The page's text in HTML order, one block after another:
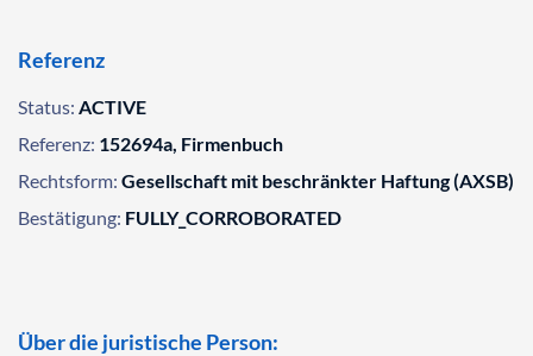
Referenz
Status: ACTIVE
Referenz: 152694a, Firmenbuch
Rechtsform: Gesellschaft mit beschränkter Haftung (AXSB)
Bestätigung: FULLY_CORROBORATED
Über die juristische Person: